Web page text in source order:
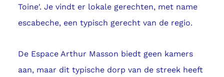
Toine'. Je vindt er lokale gerechten, met name
escabeche, een typisch gerecht van de regio.
De Espace Arthur Masson biedt geen kamers
aan, maar dit typische dorp van de streek heeft